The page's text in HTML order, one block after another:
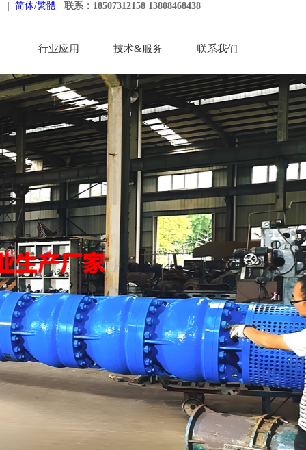
简体/繁體 联系：18507312158 13808468438
行业应用 技术&服务 联系我们